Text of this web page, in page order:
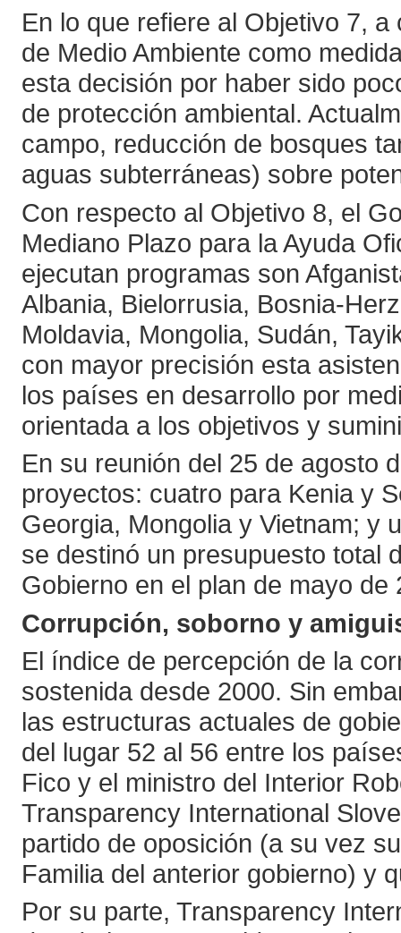
En lo que refiere al Objetivo 7,
de Medio Ambiente como
esta decisión por haber sido
de protección ambiental.
campo, reducción de bosques
aguas subterráneas) sobre
Con respecto al Objetivo 8, el
Mediano Plazo para la Ayuda
ejecutan programas son
Albania, Bielorrusia, Bosnia-
Moldavia, Mongolia, Sudán,
con mayor precisión esta
los países en desarrollo por
orientada a los objetivos y
En su reunión del 25 de agosto
proyectos: cuatro para Kenia y
Georgia, Mongolia y Vietnam; y
se destinó un presupuesto total
Gobierno en el plan de mayo de
Corrupción, soborno y
El índice de percepción de la
sostenida desde 2000. Sin
las estructuras actuales de
del lugar 52 al 56 entre los
Fico y el ministro del Interior
Transparency International
partido de oposición (a su vez
Familia del anterior gobierno) y
Por su parte, Transparency